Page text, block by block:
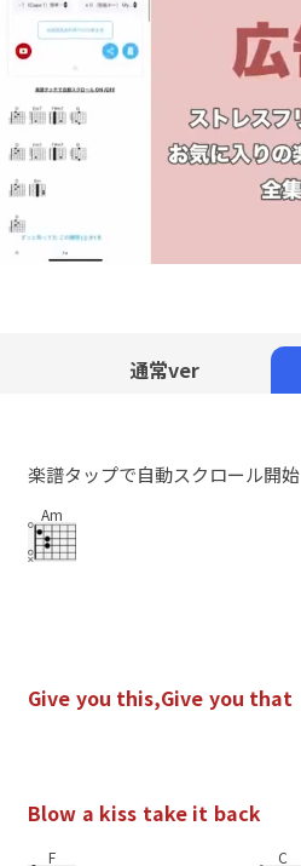
通常ver
楽譜タップで自動スクロール開始
Am
Give you this,Give you that
Blow a kiss take it back
F C